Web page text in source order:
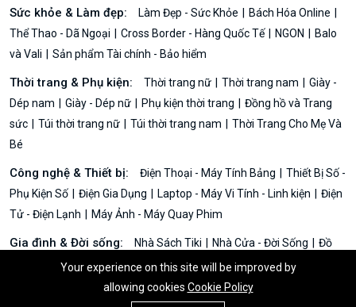
Sức khỏe & Làm đẹp: Làm Đẹp - Sức Khỏe
Bách Hóa Online
Thể Thao - Dã Ngoại
Cross Border - Hàng Quốc Tế NGON
Balo
và Vali
Sản phẩm Tài chính - Bảo hiểm
Thời trang & Phụ kiện: Thời trang nữ Thời trang nam
Giày -
Dép nam
Giày - Dép nữ Phụ kiện thời trang
Đồng hồ và Trang
sức
Túi thời trang nữ Túi thời trang nam
Thời Trang Cho Mẹ Và
Bé
Công nghệ & Thiết bị: Điện Thoại - Máy Tính Bảng
Thiết Bị Số -
Phụ Kiện Số
Điện Gia Dụng Laptop - Máy Vi Tính - Linh kiện
Điện
Tử - Điện Lạnh
Máy Ảnh - Máy Quay Phim
Gia đình & Đời sống: Nhà Sách Tiki Nhà Cửa - Đời Sống
Đồ
Chơi - Mẹ & Bé
Ô Tô - Xe Máy - Xe Đạp Voucher - Dịch vụ
Khám phá thêm
Your experience on this site will be improved by
allowing cookies Cookie Policy